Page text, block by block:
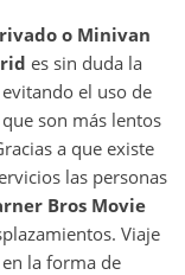
o Minivan
es sin duda la
el uso de
son más lentos
a que existe
las personas
Bros Movie
Viaje
la forma de